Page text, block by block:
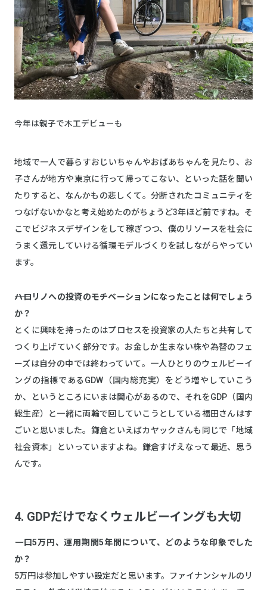
今年は親子で木工デビューも
地域で一人で暮らすおじいちゃんやおばあちゃんを見たり、お
子さんが地方や東京に行って帰ってこない、といった話を聞い
たりすると、なんかもの悲しくて。分断されたコミュニティを
つなげないかなと考え始めたのがちょうど3年ほど前ですね。そ
こでビジネスデザインをして稼ぎつつ、僕のリソースを社会に
うまく還元していける循環モデルづくりを試しながらやってい
ます。
――ハロリノへの投資のモチベーションになったことは何でしょう
か？
とくに興味を持ったのはプロセスを投資家の人たちと共有して
つくり上げていく部分です。お金しか生まない株や為替のフェ
ーズは自分の中では終わっていて。一人ひとりのウェルビーイ
ングの指標であるGDW（国内総充実）をどう増やしていこう
か、というところにいまは関心があるので、それをGDP（国内
総生産）と一緒に両輪で回していこうとしている福田さんはす
ごいと思いました。鎌倉といえばカヤックさんも同じで「地域
社会資本」といっていますよね。鎌倉すげえなって最近、思う
んです。
4. GDPだけでなくウェルビーイングも大切
――一口5万円、運用期間5年間について、どのような印象でした
か？
5万円は参加しやすい設定だと思います。ファイナンシャルのリ